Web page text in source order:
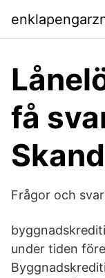
få
Frågor och
under tiden